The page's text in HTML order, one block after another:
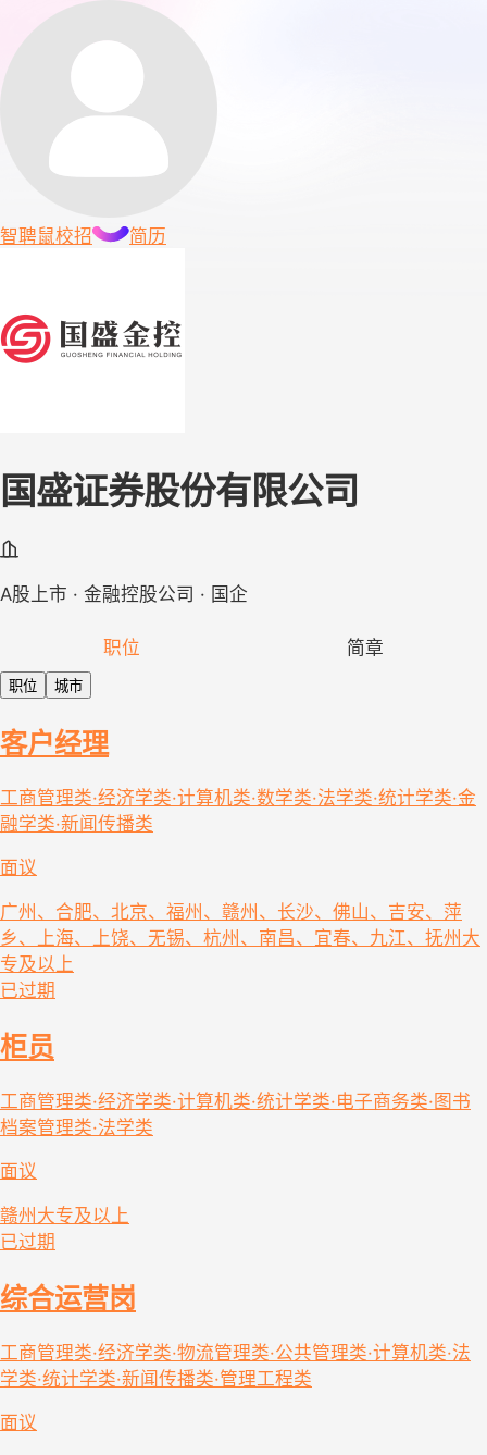
智聘鼠校招 简历
国盛证券股份有限公司
A股上市 · 金融控股公司 · 国企
职位 简章
职位 城市
客户经理
工商管理类·经济学类·计算机类·数学类·法学类·统计学类·金
融学类·新闻传播类
面议
广州、合肥、北京、福州、赣州、长沙、佛山、吉安、萍
乡、上海、上饶、无锡、杭州、南昌、宜春、九江、抚州 大
专及以上
已过期
柜员
工商管理类·经济学类·计算机类·统计学类·电子商务类·图书
档案管理类·法学类
面议
赣州 大专及以上
已过期
综合运营岗
工商管理类·经济学类·物流管理类·公共管理类·计算机类·法
学类·统计学类·新闻传播类·管理工程类
面议